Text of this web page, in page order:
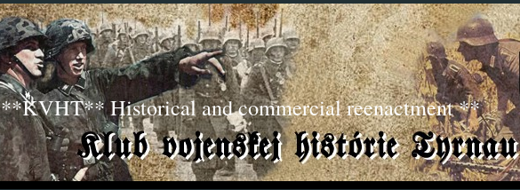
**KVHT** Historical and commercial reenactment **